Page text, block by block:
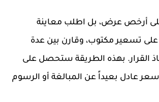
أرخص عرض، بل اطلب معاينة
تسعير مكتوب، وقارن بين عدة
القرار. بهذه الطريقة ستحصل على
عادل بعيداً عن المبالغة أو الرسوم